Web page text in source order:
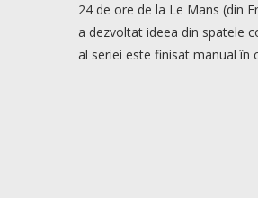
24 de ore de la Le Mans (din
a dezvoltat ideea din spatele
al seriei este finisat manual în